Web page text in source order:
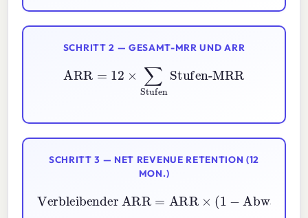
SCHRITT 2 — GESAMT-MRR UND ARR
ARR= ×∑ Stufen Stufen-MRR
SCHRITT 3 — NET REVENUE RETENTION (12
MON.)
Verbleibender ARR ARR (1−Abwanderung 12